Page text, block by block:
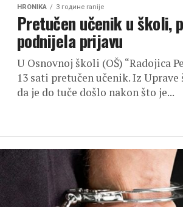
HRONIKA 3 године ranije
Pretučen učenik u školi,
podnijela prijavu
U Osnovnoj školi (OŠ) “Radojica
13 sati pretučen učenik. Iz
da je do tuče došlo nakon što je...